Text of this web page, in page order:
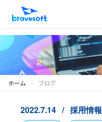
ホーム ブログ
2022.7.14 採用情報